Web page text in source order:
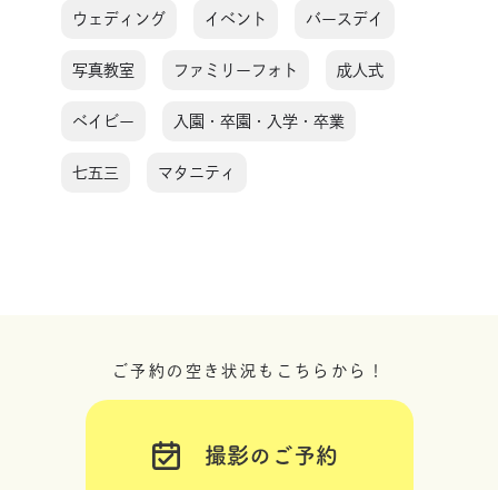
ウェディング イベント バースデイ
写真教室 ファミリーフォト 成人式
ベイビー 入園・卒園・入学・卒業
七五三 マタニティ
ご予約の空き状況もこちらから！
撮影のご予約